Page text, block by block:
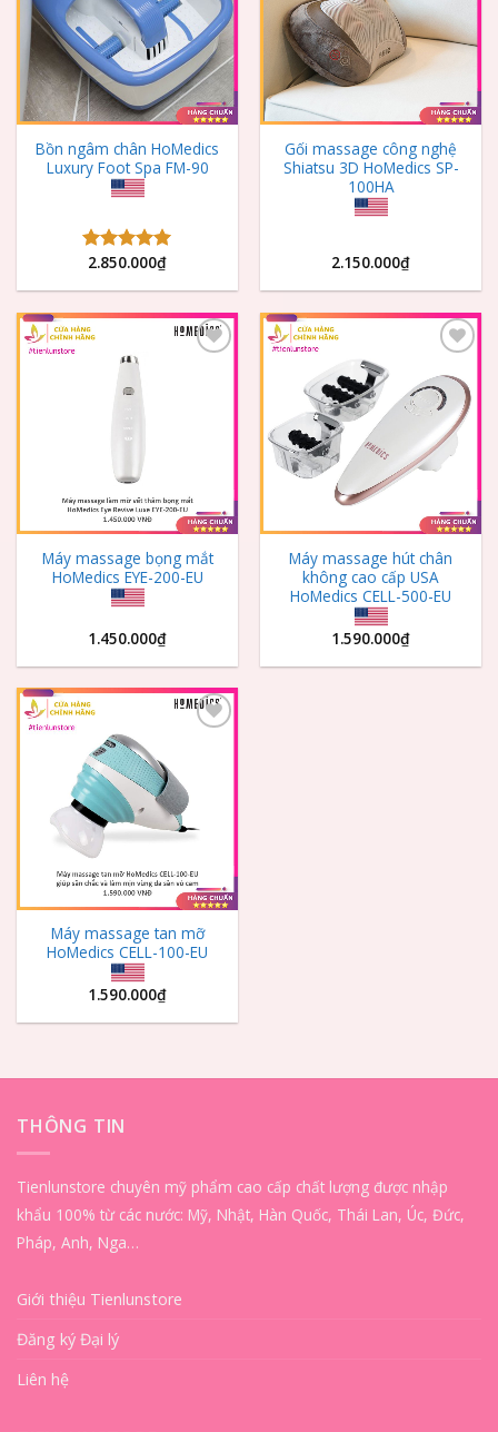
Bồn ngâm chân HoMedics
Luxury Foot Spa FM-90
Được xếp
2.850.000₫
Gối massage công nghệ
Shiatsu 3D HoMedics SP-
100HA
2.150.000₫
Máy massage bọng mắt
HoMedics EYE-200-EU
1.450.000₫
Wishlist
Máy massage hút chân
không cao cấp USA
HoMedics CELL-500-EU
1.590.000₫
Máy massage tan mỡ
HoMedics CELL-100-EU
1.590.000₫
THÔNG TIN
Tienlunstore chuyên mỹ phẩm cao cấp chất lượng được nhập
khẩu 100% từ các nước: Mỹ, Nhật, Hàn Quốc, Thái Lan, Úc, Đức,
Pháp, Anh, Nga…
Giới thiệu Tienlunstore
Đăng ký Đại lý
Liên hệ